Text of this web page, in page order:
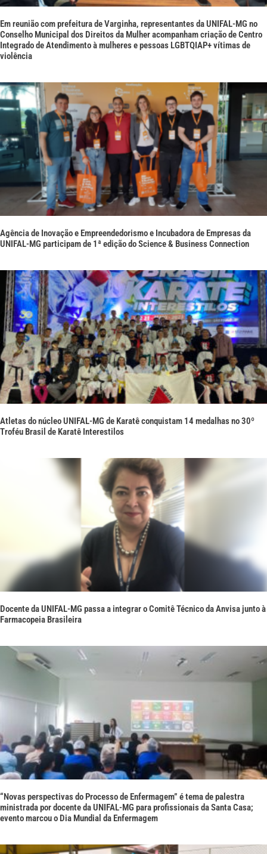
Em reunião com prefeitura de Varginha, representantes da UNIFAL-MG no
Conselho Municipal dos Direitos da Mulher acompanham criação de Centro
Integrado de Atendimento à mulheres e pessoas LGBTQIAP+ vítimas de
violência
Agência de Inovação e Empreendedorismo e Incubadora de Empresas da
UNIFAL-MG participam de 1ª edição do Science & Business Connection
Atletas do núcleo UNIFAL-MG de Karatê conquistam 14 medalhas no 30º
Troféu Brasil de Karatê Interestilos
Docente da UNIFAL-MG passa a integrar o Comitê Técnico da Anvisa junto à
Farmacopeia Brasileira
“Novas perspectivas do Processo de Enfermagem” é tema de palestra
ministrada por docente da UNIFAL-MG para profissionais da Santa Casa;
evento marcou o Dia Mundial da Enfermagem